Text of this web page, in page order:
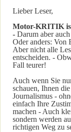
Lieber Leser,
Motor-KRITIK
- Darum aber
Oder anders: Von
Aber nicht alle
entscheiden. -
Fall teurer!
Auch wenn Sie
schauen, Ihnen
Journalismus -
einfach Ihre
machen - Auch
sondern werden
richtigen Weg zu